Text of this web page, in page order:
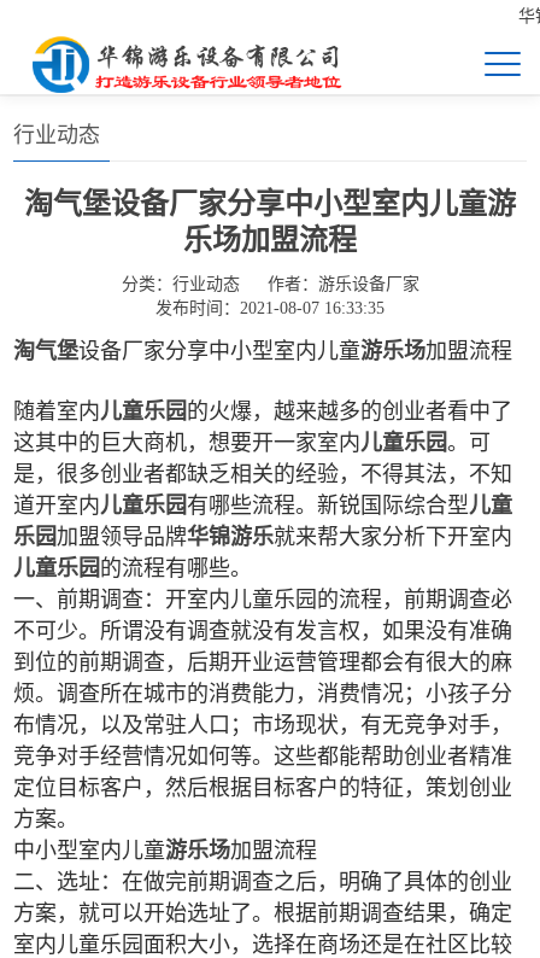
华
首页>>新闻中心>>行业动态
行业动态
淘气堡设备厂家分享中小型室内儿童游
乐场加盟流程
分类： 行业动态 作者： 游乐设备厂家
发布时间：2021-08-07 16:33:35
淘气堡设备厂家分享中小型室内儿童游乐场加盟流程
随着室内儿童乐园 的火爆，越来越多的创业者看中了
这其中的巨大商机，想要开一家室内儿童乐园。可
是，很多创业者都缺乏相关的经验，不得其法，不知
道开室内儿童乐园有哪些流程。新锐国际综合型儿童
乐园加盟领导品牌华锦游乐就来帮大家分析下开室内
儿童乐园 的流程有哪些。
一、前期调查：开室内儿童乐园的流程，前期调查必
不可少。所谓没有调查就没有发言权，如果没有准确
到位的前期调查，后期开业运营管理都会有很大的麻
烦。调查所在城市的消费能力，消费情况；小孩子分
布情况，以及常驻人口；市场现状，有无竞争对手，
竞争对手经营情况如何等。这些都能帮助创业者精准
定位目标客户，然后根据目标客户的特征，策划创业
方案。
中小型室内儿童游乐场加盟流程
二、选址：在做完前期调查之后，明确了具体的创业
方案，就可以开始选址了。根据前期调查结果，确定
室内儿童乐园面积大小，选择在商场还是在社区比较